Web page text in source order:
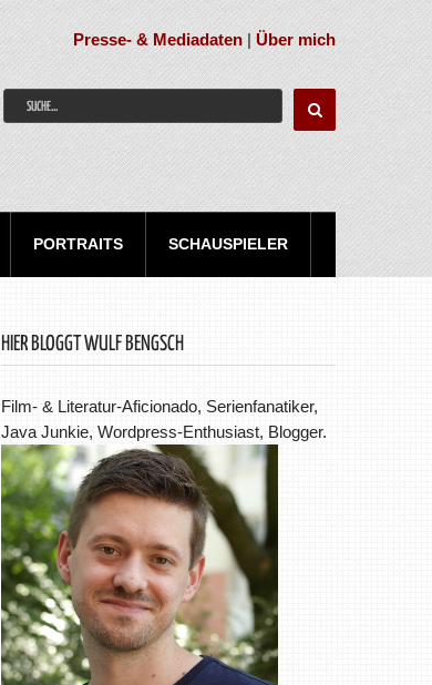
Presse- & Mediadaten |Über mich
PORTRAITS SCHAUSPIELER
HIER BLOGGT WULF BENGSCH
Film- & Literatur-Aficionado, Serienfanatiker,
Java Junkie, Wordpress-Enthusiast, Blogger.